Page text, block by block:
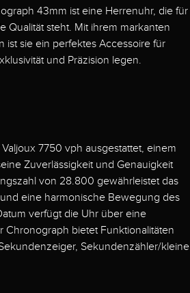
43mm ist eine Herrenuhr, die für
Qualität steht. Mit ihrem markanten
ist sie ein perfektes Accessoire für
und Präzision legen.
7750 vph ausgestattet, einem
Zuverlässigkeit und Genauigkeit
von 28.800 gewährleistet das
eine harmonische Bewegung des
verfügt die Uhr über eine
Chronograph bietet Funktionalitäten
Sekundenzähler/kleine